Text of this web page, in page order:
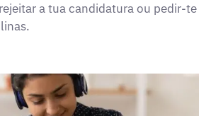
a tua candidatura ou pedir-te